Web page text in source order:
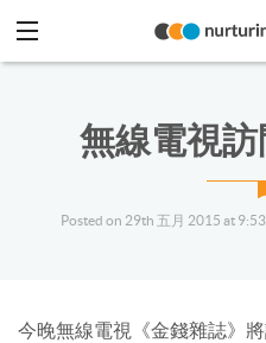
無線電視訪
Posted on 29th 五月 2015 at 9:53
今晚無線電視《金錢雜誌》